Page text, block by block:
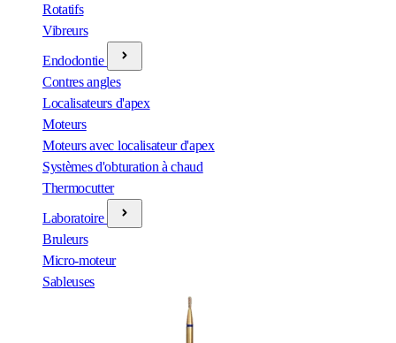
Rotatifs
Vibreurs
Endodontie
Contres angles
Localisateurs d'apex
Moteurs
Moteurs avec localisateur d'apex
Systèmes d'obturation à chaud
Thermocutter
Laboratoire
Bruleurs
Micro-moteur
Sableuses